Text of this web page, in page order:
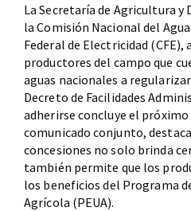
La Secretaría de Agricultura y
la Comisión Nacional del
Federal de Electricidad
productores del campo que
aguas nacionales a
Decreto de Facilidades
adherirse concluye el próximo
comunicado conjunto,
concesiones no solo brinda
también permite que los
los beneficios del Programa
Agrícola (PEUA).